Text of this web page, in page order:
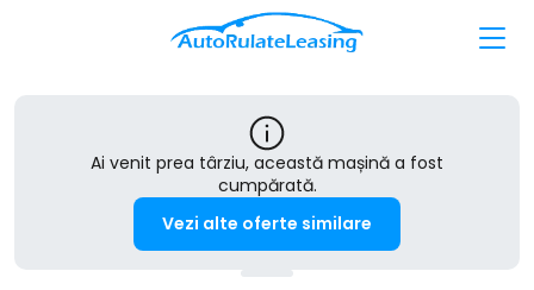
Ai venit prea târziu, această mașină a fost
cumpărată.
Vezi alte oferte similare